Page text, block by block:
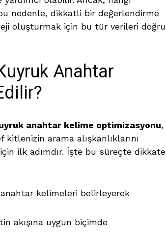
nedenle, dikkatli bir değerlendirme
oluşturmak için bu tür verileri doğru
Anahtar
anahtar kelime optimizasyonu,
arama alışkanlıklarını
ilk adımdır. İşte bu süreçte dikkate
kelimeleri belirleyerek
akışına uygun biçimde